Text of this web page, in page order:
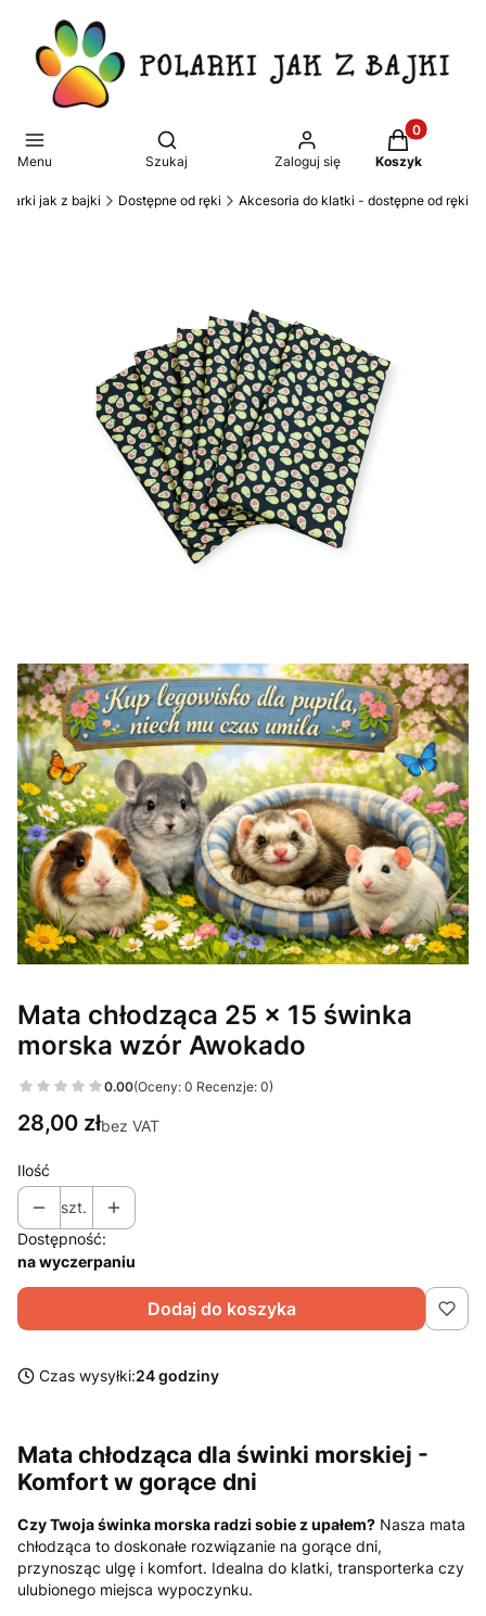
Menu
Otwórz wyszukiwarkę
Szukaj Zaloguj się
Produkty w
Koszyk
jak z bajki Dostępne od ręki Akcesoria do klatki - dostępne od ręki
Mata chłodząca 25 x 15 świnka
morska wzór Awokado
0.00(Oceny: 0 Recenzje: 0)
Cena
28,00 złbez VAT
Ilość
szt.
Dostępność:
na wyczerpaniu
Dodaj do koszyka
Czas wysyłki:24 godziny
Mata chłodząca dla świnki morskiej -
Komfort w gorące dni
Czy Twoja świnka morska radzi sobie z upałem? Nasza mata
chłodząca to doskonałe rozwiązanie na gorące dni,
przynosząc ulgę i komfort. Idealna do klatki, transporterka czy
ulubionego miejsca wypoczynku.